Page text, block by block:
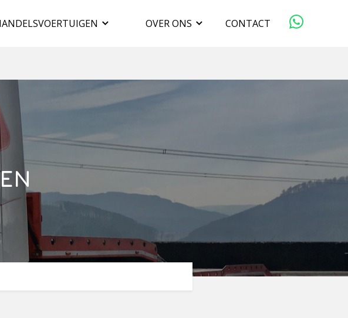
OVER ONS
VERKOPEN
WERKEN BIJ
CONTACT